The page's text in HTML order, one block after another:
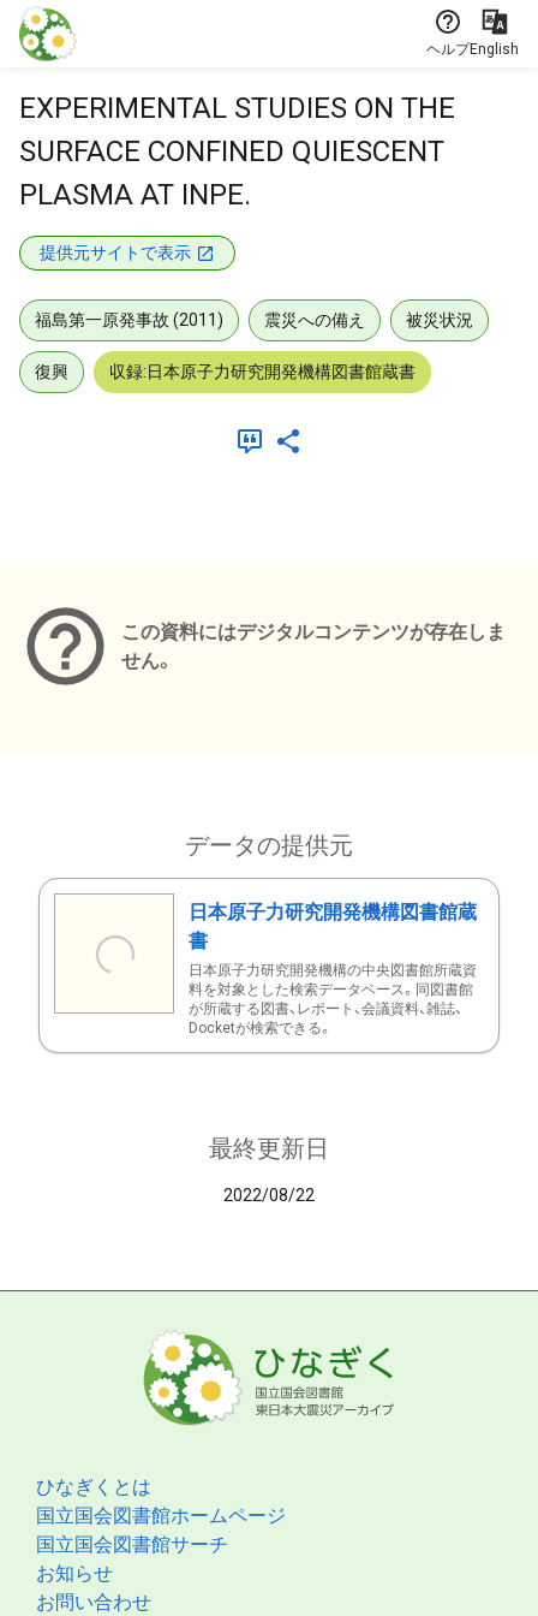
本文に飛ぶ
ヘルプEnglish
EXPERIMENTAL STUDIES ON THE
SURFACE CONFINED QUIESCENT
PLASMA AT INPE.
提供元サイトで表示
福島第一原発事故 (2011) 震災への備え 被災状況
復興 収録:日本原子力研究開発機構図書館蔵書
この資料にはデジタルコンテンツが存在しま
せん。
データの提供元
日本原子力研究開発機構図書館蔵
書
日本原子力研究開発機構の中央図書館所蔵資
料を対象とした検索データベース。同図書館
が所蔵する図書、レポート、会議資料、雑誌、
Docketが検索できる。
最終更新日
2022/08/22
ひなぎくとは
国立国会図書館ホームページ
国立国会図書館サーチ
お知らせ
お問い合わせ